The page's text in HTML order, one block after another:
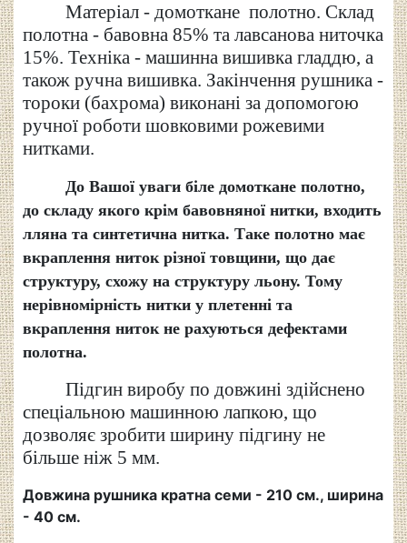
Матеріал - домоткане полотно. Склад
полотна - бавовна 85% та лавсанова ниточка
15%. Техніка - машинна вишивка гладдю, а
також ручна вишивка. Закінчення рушника -
тороки (бахрома) виконані за допомогою
ручної роботи шовковими рожевими
нитками.
До Вашої уваги біле домоткане полотно,
до складу якого крім бавовняної нитки, входить
лляна та синтетична нитка. Таке полотно має
вкраплення ниток різної товщини, що дає
структуру, схожу на структуру льону. Тому
нерівномірність нитки у плетенні та
вкраплення ниток не рахуються дефектами
полотна.
Підгин виробу по довжині здійснено
спеціальною машинною лапкою, що
дозволяє зробити ширину підгину не
більше ніж 5 мм.
Довжина рушника кратна семи - 210 см., ширина
- 40 см.